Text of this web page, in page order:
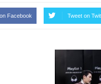
Facebook Tweet on